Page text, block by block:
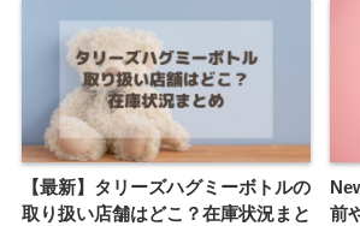
【最新】タリーズハグミーボトルの
取り扱い店舗はどこ？在庫状況まと
前